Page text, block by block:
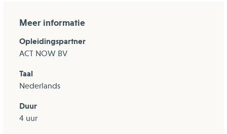
Meer informatie
Opleidingspartner
ACT NOW BV
Taal
Nederlands
Duur
4 uur